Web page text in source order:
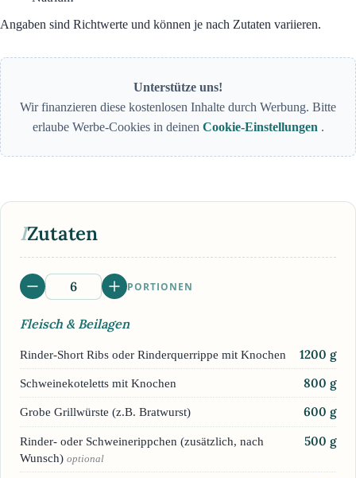
Angaben sind Richtwerte und können je nach Zutaten variieren.
Unterstütze uns!
Wir finanzieren diese kostenlosen Inhalte durch Werbung. Bitte
erlaube Werbe-Cookies in deinen Cookie-Einstellungen .
IZutaten
PORTIONEN
Fleisch & Beilagen
Rinder-Short Ribs oder Rinderquerrippe mit Knochen 1200 g
Schweinekoteletts mit Knochen 800 g
Grobe Grillwürste (z.B. Bratwurst) 600 g
Rinder- oder Schweinerippchen (zusätzlich, nach
Wunsch) optional
500 g